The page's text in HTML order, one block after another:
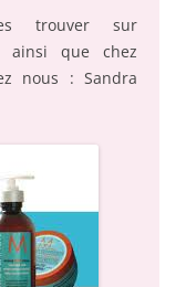
trouver sur
ainsi que chez
nous : Sandra